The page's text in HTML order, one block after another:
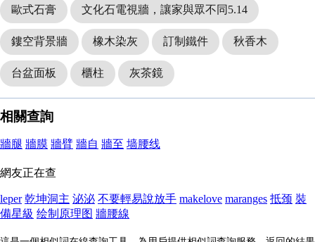
歐式石膏 文化石電視牆，讓家與眾不同5.14
鏤空背景牆 橡木染灰 訂制鐵件 秋香木
台盆面板 櫃柱 灰茶鏡
相關查詢
牆腿 牆膜 牆臂 牆自 牆至 墙腰线
網友正在查
leper 乾坤洞主 泌泌 不要輕易說放手 makelove maranges 抵颈 裝
備星級 绘制原理图 牆腰線